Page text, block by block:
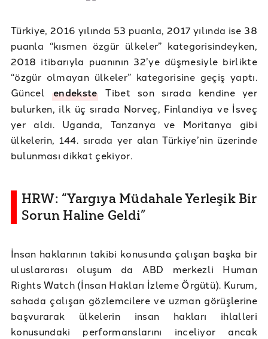
Türkiye, 2016 yılında 53 puanla, 2017 yılında ise 38
puanla “kısmen özgür ülkeler” kategorisindeyken,
2018 itibarıyla puanının 32’ye düşmesiyle birlikte
“özgür olmayan ülkeler” kategorisine geçiş yaptı.
Güncel endekste Tibet son sırada kendine yer
bulurken, ilk üç sırada Norveç, Finlandiya ve İsveç
yer aldı. Uganda, Tanzanya ve Moritanya gibi
ülkelerin, 144. sırada yer alan Türkiye’nin üzerinde
bulunması dikkat çekiyor.
HRW: “Yargıya Müdahale Yerleşik Bir
Sorun Haline Geldi”
İnsan haklarının takibi konusunda çalışan başka bir
uluslararası oluşum da ABD merkezli Human
Rights Watch (İnsan Hakları İzleme Örgütü). Kurum,
sahada çalışan gözlemcilere ve uzman görüşlerine
başvurarak ülkelerin insan hakları ihlalleri
konusundaki performanslarını inceliyor ancak